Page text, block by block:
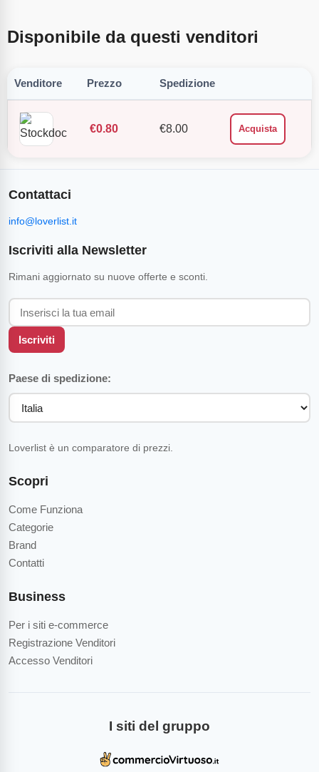
Disponibile da questi venditori
Venditore Prezzo Spedizione
€0.80 €8.00 Acquista
Scopri
Come Funziona
Categorie
Brand
Contatti
Business
Per i siti e-commerce
Registrazione Venditori
Accesso Venditori
Contattaci
info@loverlist.it
Iscriviti alla Newsletter
Rimani aggiornato su nuove offerte e sconti.
Iscriviti
Paese di spedizione:
Loverlist è un comparatore di prezzi.
I siti del gruppo